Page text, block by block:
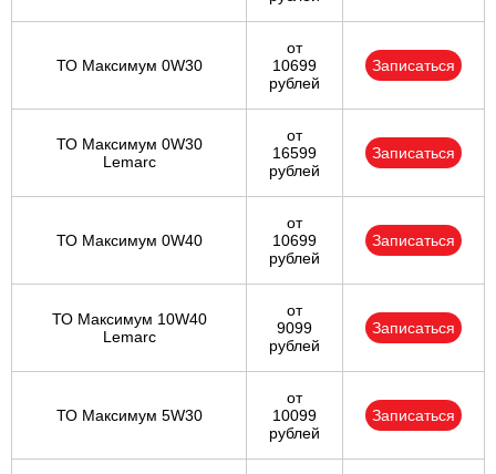
ТО Максимум 0W30
от
10699
рублей
Записаться
ТО Максимум 0W30
Lemarc
от
16599
рублей
Записаться
ТО Максимум 0W40
от
10699
рублей
Записаться
ТО Максимум 10W40
Lemarc
от
9099
рублей
Записаться
ТО Максимум 5W30
от
10099
рублей
Записаться